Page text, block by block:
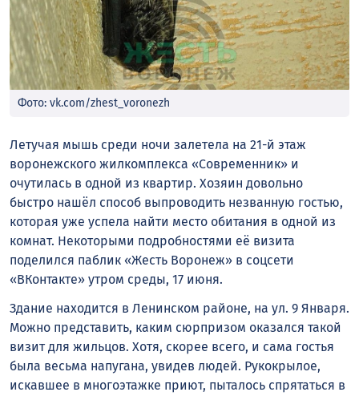
Фото: vk.com/zhest_voronezh
Летучая мышь среди ночи залетела на 21-й этаж
воронежского жилкомплекса «Современник» и
очутилась в одной из квартир. Хозяин довольно
быстро нашёл способ выпроводить незванную гостью,
которая уже успела найти место обитания в одной из
комнат. Некоторыми подробностями её визита
поделился паблик «Жесть Воронеж» в соцсети
«ВКонтакте» утром среды, 17 июня.
Здание находится в Ленинском районе, на ул. 9 Января.
Можно представить, каким сюрпризом оказался такой
визит для жильцов. Хотя, скорее всего, и сама гостья
была весьма напугана, увидев людей. Рукокрылое,
искавшее в многоэтажке приют, пыталось спрятаться в